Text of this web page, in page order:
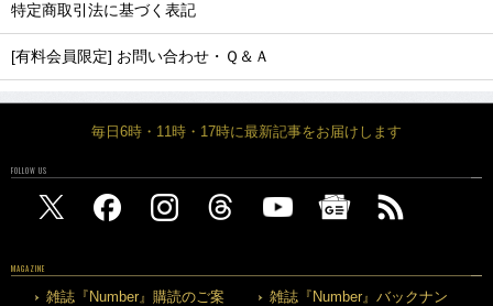
特定商取引法に基づく表記
[有料会員限定] お問い合わせ・Ｑ＆Ａ
毎日6時・11時・17時に最新記事をお届けします
FOLLOW US
MAGAZINE
雑誌『Number』購読のご案
雑誌『Number』バックナン